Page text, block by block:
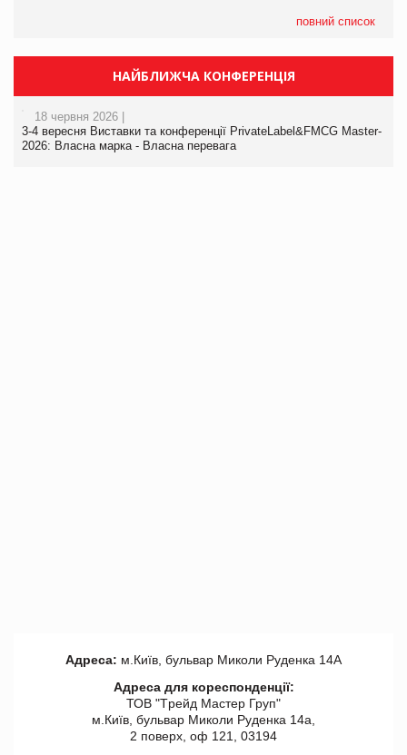
повний список
НАЙБЛИЖЧА КОНФЕРЕНЦІЯ
18 червня 2026 |
3-4 вересня Виставки та конференції PrivateLabel&FMCG Master-
2026: Власна марка - Власна перевага
Адреса: м.Київ, бульвар Миколи Руденка 14А
Адреса для кореспонденції:
ТОВ "Tрейд Мастер Груп"
м.Київ, бульвар Миколи Руденка 14а,
2 поверх, оф 121, 03194